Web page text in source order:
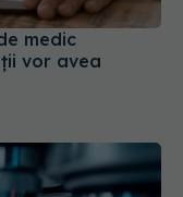
medic
vor avea